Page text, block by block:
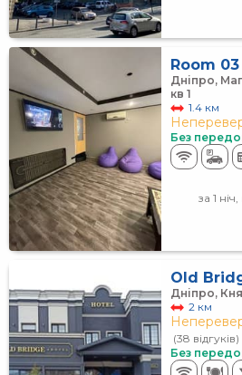
Room 03
Дніпро,
кв 1
1.4 км
Без
за 1
Old
Дніпро,
2 км
(38 відгуків)
Без